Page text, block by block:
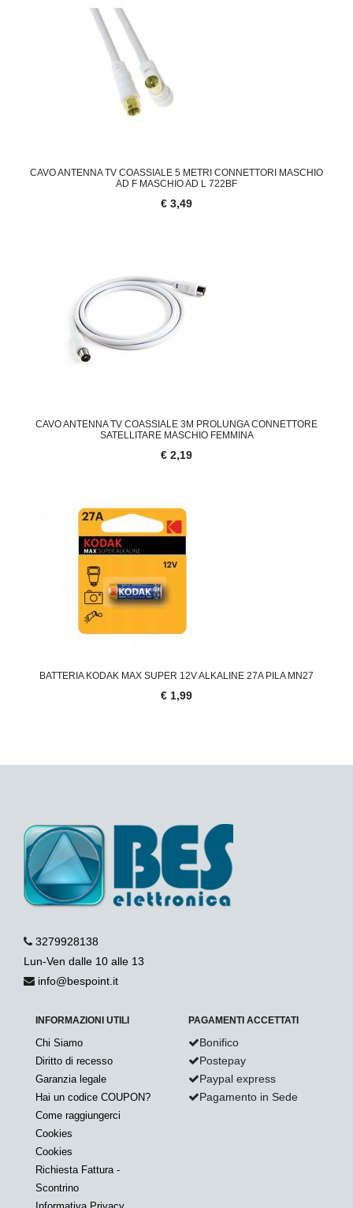
CAVO ANTENNA TV COASSIALE 5 METRI CONNETTORI MASCHIO
AD F MASCHIO AD L 722BF
€ 3,49
CAVO ANTENNA TV COASSIALE 3M PROLUNGA CONNETTORE
SATELLITARE MASCHIO FEMMINA
€ 2,19
BATTERIA KODAK MAX SUPER 12V ALKALINE 27A PILA MN27
€ 1,99
3279928138
Lun-Ven dalle 10 alle 13
info@bespoint.it
INFORMAZIONI UTILI
Chi Siamo
Diritto di recesso
Garanzia legale
Hai un codice COUPON?
Come raggiungerci
Cookies
Cookies
Richiesta Fattura -
Scontrino
PAGAMENTI ACCETTATI
Bonifico
Postepay
Paypal express
Pagamento in Sede